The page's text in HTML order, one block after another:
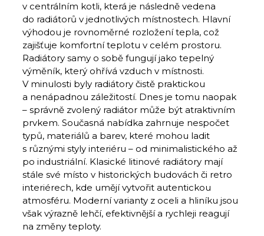
v centrálním kotli, která je následně vedena
do radiátorů v jednotlivých místnostech. Hlavní
výhodou je rovnoměrné rozložení tepla, což
zajišťuje komfortní teplotu v celém prostoru.
Radiátory samy o sobě fungují jako tepelný
výměník, který ohřívá vzduch v místnosti.
V minulosti byly radiátory čistě praktickou
a nenápadnou záležitostí. Dnes je tomu naopak
– správně zvolený radiátor může být atraktivním
prvkem. Současná nabídka zahrnuje nespočet
typů, mate­riá­lů a barev, které mohou ladit
s různými styly interiéru – od minimalistického až
po industriální. Klasické litinové ra­diá­tory mají
stále své místo v historických budovách či retro
interiérech, kde umějí vytvořit autentickou
atmosféru. Moderní varianty z oceli a hliníku jsou
však výrazně lehčí, efektivnější a rychleji reagují
na změny teploty.